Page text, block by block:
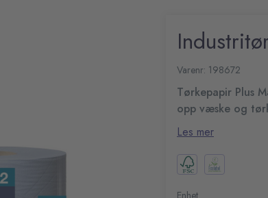
Varenr: 198672
Tørkepapir Plus
opp væske og
Takket være
absorberende enn
styrke ogSystem:
vegg/gulv/
Les mer
Enhet